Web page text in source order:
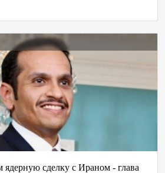
ядерную сделку с Ираном - глава